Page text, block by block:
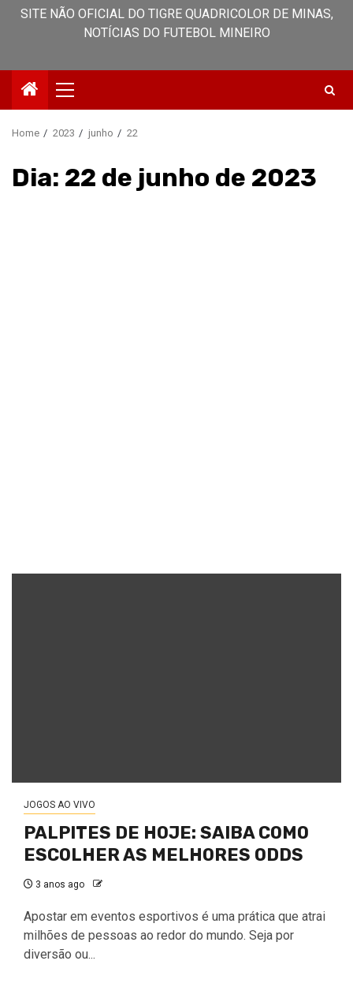
SITE NÃO OFICIAL DO TIGRE QUADRICOLOR DE MINAS,
NOTÍCIAS DO FUTEBOL MINEIRO
Primary
Menu
Home 2023 junho 22
Dia: 22 de junho de 2023
JOGOS AO VIVO
PALPITES DE HOJE: SAIBA COMO
ESCOLHER AS MELHORES ODDS
3 anos ago
Apostar em eventos esportivos é uma prática que atrai
milhões de pessoas ao redor do mundo. Seja por
diversão ou...